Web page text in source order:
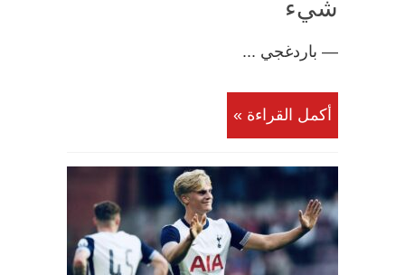
شيء
— باردغجي ...
أكمل القراءة »